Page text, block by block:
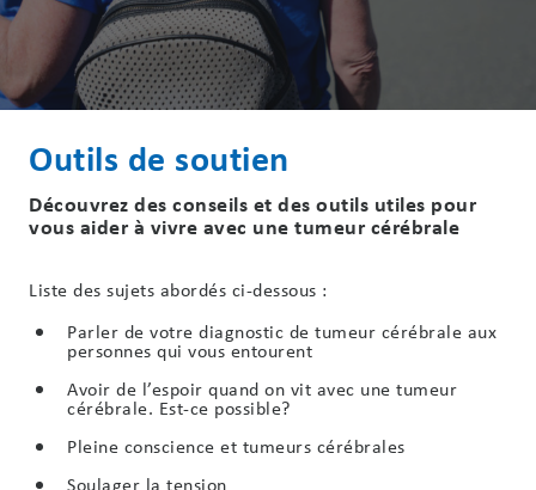
Outils de soutien
Découvrez des conseils et des outils utiles pour
vous aider à vivre avec une tumeur cérébrale
Liste des sujets abordés ci-dessous :
Parler de votre diagnostic de tumeur cérébrale aux
personnes qui vous entourent
Avoir de l’espoir quand on vit avec une tumeur
cérébrale. Est-ce possible?
Pleine conscience et tumeurs cérébrales
Soulager la tension